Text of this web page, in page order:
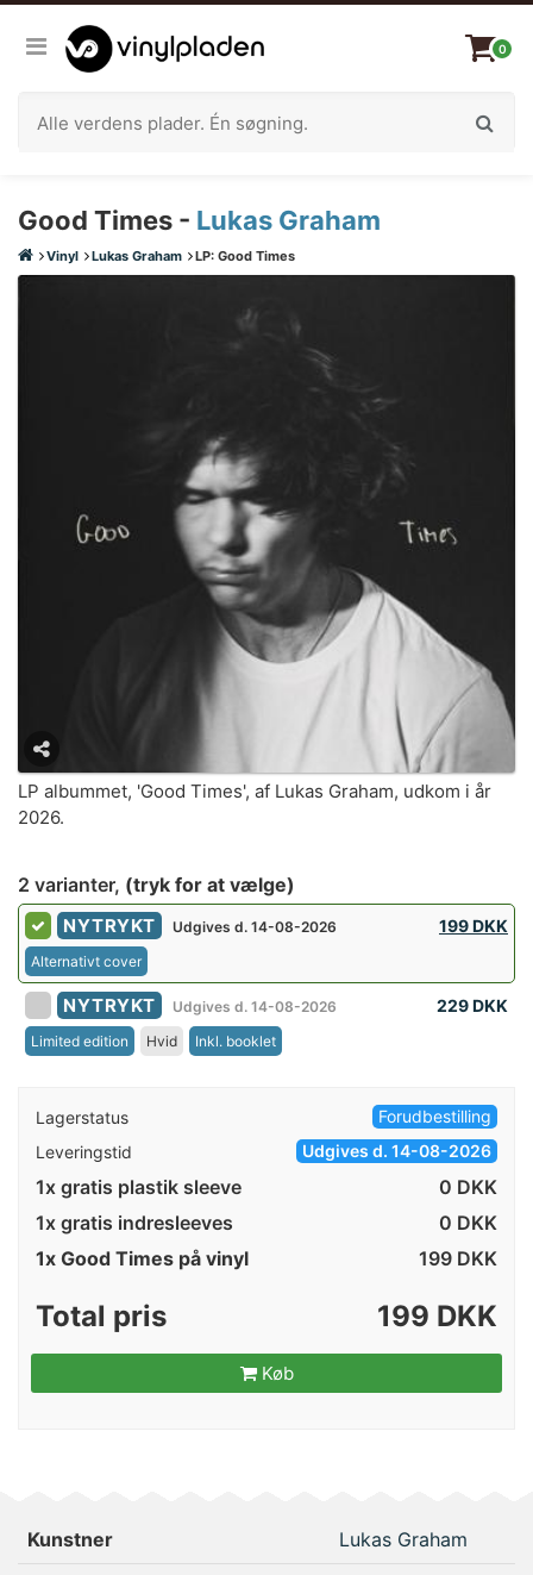
0
Good Times - Lukas Graham
Vinyl Lukas Graham LP: Good Times
LP albummet, 'Good Times', af Lukas Graham, udkom i år
2026.
2 varianter, (tryk for at vælge)
NYTRYKT
Udgives d. 14-08-2026
Alternativt cover
199 DKK
NYTRYKT
Udgives d. 14-08-2026
Limited edition
Hvid Inkl. booklet
229 DKK
Lagerstatus
Forudbestilling
Leveringstid
Udgives d. 14-08-2026
1x gratis plastik sleeve
0 DKK
1x gratis indresleeves
0 DKK
1x Good Times på vinyl
199 DKK
Total pris 199 DKK
Køb
Kunstner Lukas Graham